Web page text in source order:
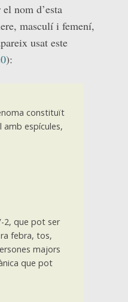
nom d’esta
masculí i femení,
usat este
):
constituït
amb espícules,
2, que pot ser
febra, tos,
majors
que pot